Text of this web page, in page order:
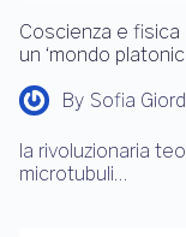
Coscienza e fisica
un ‘mondo
By Sofia
la rivoluzionaria
microtubuli…